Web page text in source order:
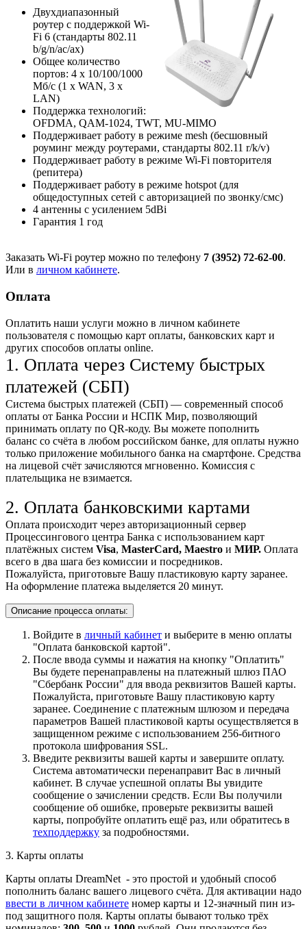
Двухдиапазонный
роутер с поддержкой Wi-
Fi 6 (стандарты 802.11
b/g/n/ac/ax)
Общее количество
портов: 4 х 10/100/1000
Мб/с (1 x WAN, 3 x
LAN)
Поддержка технологий:
OFDMA, QAM-1024, TWT, MU-MIMO
Поддерживает работу в режиме mesh (бесшовный
роуминг между роутерами, стандарты 802.11 r/k/v)
Поддерживает работу в режиме Wi-Fi повторителя
(репитера)
Поддерживает работу в режиме hotspot (для
общедоступных сетей с авторизацией по звонку/смс)
4 антенны с усилением 5dBi
Гарантия 1 год
Заказать Wi-Fi роутер можно по телефону 7 (3952) 72-62-00.
Или в личном кабинете.
Оплата
Оплатить наши услуги можно в личном кабинете
пользователя с помощью карт оплаты, банковских карт и
других способов оплаты online.
1. Оплата через Систему быстрых
платежей (СБП)
Система быстрых платежей (СБП) — современный способ
оплаты от Банка России и НСПК Мир, позволяющий
принимать оплату по QR-коду. Вы можете пополнить
баланс со счёта в любом российском банке, для оплаты нужно
только приложение мобильного банка на смартфоне. Средства
на лицевой счёт зачисляются мгновенно. Комиссия с
плательщика не взимается.
2. Оплата банковскими картами
Оплата происходит через авторизационный сервер
Процессингового центра Банка с использованием карт
платёжных систем Visa, MasterCard, Maestro и МИР. Оплата
всего в два шага без комиссии и посредников.
Пожалуйста, приготовьте Вашу пластиковую карту заранее.
На оформление платежа выделяется 20 минут.
Описание процесса оплаты:
Войдите в личный кабинет и выберите в меню оплаты
"Оплата банковской картой".
После ввода суммы и нажатия на кнопку "Оплатить"
Вы будете перенаправлены на платежный шлюз ПАО
"Сбербанк России" для ввода реквизитов Вашей карты.
Пожалуйста, приготовьте Вашу пластиковую карту
заранее. Соединение с платежным шлюзом и передача
параметров Вашей пластиковой карты осуществляется в
защищенном режиме с использованием 256-битного
протокола шифрования SSL.
Введите реквизиты вашей карты и завершите оплату.
Система автоматически перенаправит Вас в личный
кабинет. В случае успешной оплаты Вы увидите
сообщение о зачислении средств. Если Вы получили
сообщение об ошибке, проверьте реквизиты вашей
карты, попробуйте оплатить ещё раз, или обратитесь в
техподдержку за подробностями.
3. Карты оплаты
Карты оплаты DreamNet - это простой и удобный способ
пополнить баланс вашего лицевого счёта. Для активации надо
ввести в личном кабинете номер карты и 12-значный пин из-
под защитного поля. Карты оплаты бывают только трёх